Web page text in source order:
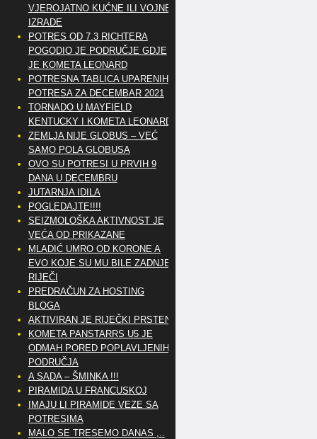
VJEROJATNO KUĆNE ILI VOJNE
IZRADE
POTRES OD 7.3 RICHTERA
POGODIO JE PODRUČJE GDJE
JE KOMETA LEONARD
POTRESNA TABLICA UPARENIH
POTRESA ZA DECEMBAR 2021
TORNADO U MAYFIELD
KENTUCKY I KOMETA LEONARD
ZEMLJA NIJE GLOBUS – VEĆ
SAMO POLA GLOBUSA
OVO SU POTRESI U PRVIH 9
DANA U DECEMBRU
JUTARNJA IDILA
POGLEDAJTE!!!!
SEIZMOLOŠKA AKTIVNOST JE
VEĆA OD PRIKAZANE
MLADIĆ UMRO OD KORONE A
EVO KOJE SU MU BILE ZADNJE
RIJEČI
PREDRAČUN ZA HOSTING
BLOGA
AKTIVIRAN JE RIJEČKI PRSTEN
KOMETA PANSTARRS U5 JE
ODMAH PORED POPLAVLJENIH
PODRUČJA
A SADA – ŠMINKA !!!
PIRAMIDA U FRANCUSKOJ
IMAJU LI PIRAMIDE VEZE SA
POTRESIMA
MALO SE TRESEMO DANAS ,..